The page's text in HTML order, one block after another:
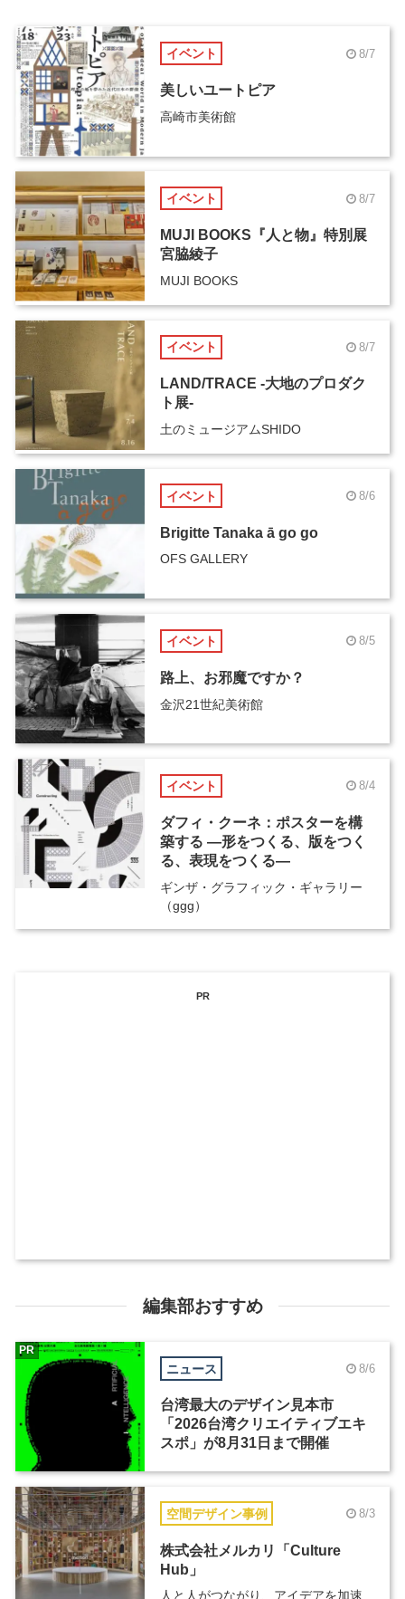
イベント 8/7
美しいユートピア
高崎市美術館
イベント 8/7
MUJI BOOKS『人と物』特別展
宮脇綾子
MUJI BOOKS
イベント 8/7
LAND/TRACE -大地のプロダク
ト展-
土のミュージアムSHIDO
イベント 8/6
Brigitte Tanaka ā go go
OFS GALLERY
イベント 8/5
路上、お邪魔ですか？
金沢21世紀美術館
イベント 8/4
ダフィ・クーネ：ポスターを構
築する ―形をつくる、版をつく
る、表現をつくる―
ギンザ・グラフィック・ギャラリー
（ggg）
PR
編集部おすすめ
ニュース 8/6
台湾最大のデザイン見本市
「2026台湾クリエイティブエキ
スポ」が8月31日まで開催
PR
空間デザイン事例 8/3
株式会社メルカリ「Culture
Hub」
人と人がつながり、アイデアを加速